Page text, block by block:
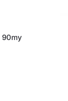
90my